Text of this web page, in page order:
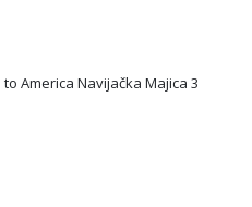
America Navijačka Majica 3